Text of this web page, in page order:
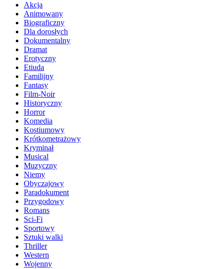
Akcja
Animowany
Biograficzny
Dla dorosłych
Dokumentalny
Dramat
Erotyczny
Etiuda
Familijny
Fantasy
Film-Noir
Historyczny
Horror
Komedia
Kostiumowy
Krótkometrażowy
Kryminał
Musical
Muzyczny
Niemy
Obyczajowy
Paradokument
Przygodowy
Romans
Sci-Fi
Sportowy
Sztuki walki
Thriller
Western
Wojenny